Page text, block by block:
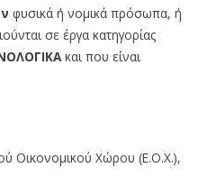
φυσικά ή νομικά πρόσωπα, ή
σε έργα κατηγορίας
και που είναι
Οικονομικού Χώρου (Ε.Ο.Χ.),